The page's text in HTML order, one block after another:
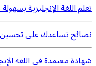
تعلم اللغة الإنجليزية
نصائح تساعدك على تحسين
شهادة معتمدة في اللغة